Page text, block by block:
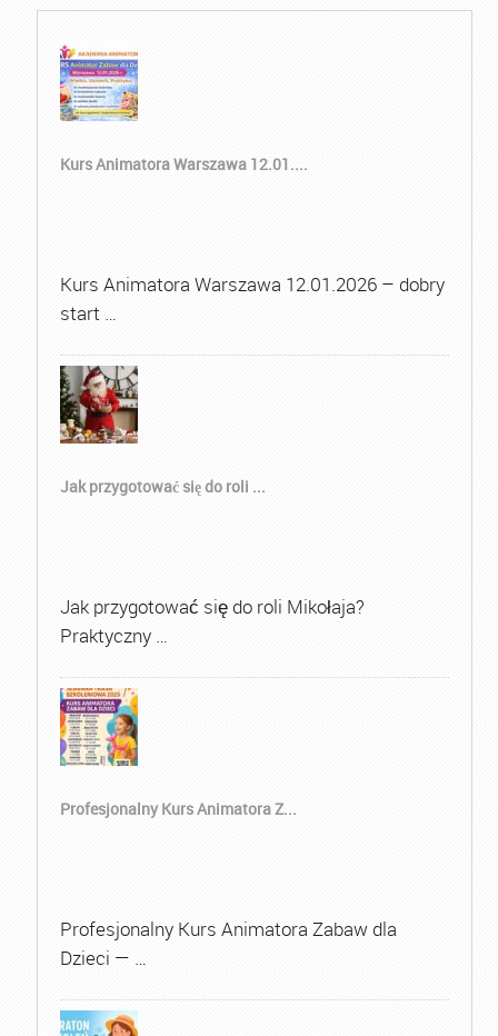
Kurs Animatora Warszawa 12.01....
Kurs Animatora Warszawa 12.01.2026 – dobry
start …
Jak przygotować się do roli ...
Jak przygotować się do roli Mikołaja?
Praktyczny …
Profesjonalny Kurs Animatora Z...
Profesjonalny Kurs Animatora Zabaw dla
Dzieci — …